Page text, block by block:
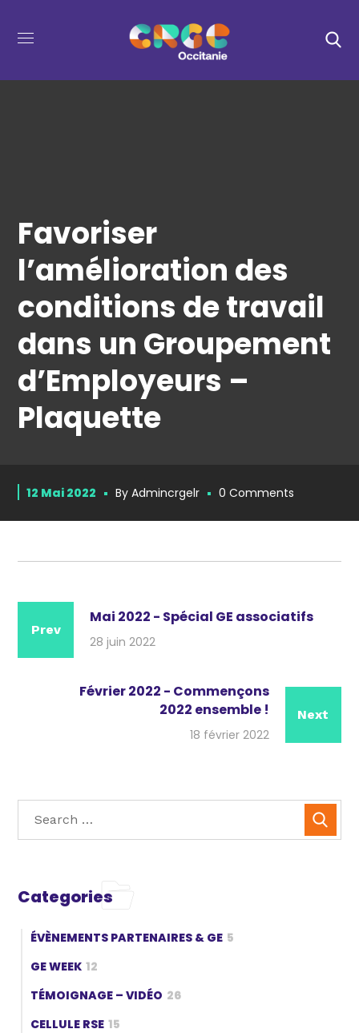
Favoriser
l’amélioration des
conditions de travail
dans un Groupement
d’Employeurs –
Plaquette
12 Mai 2022 ByAdmincrgelr 0 Comments
Prev
Mai 2022 - Spécial GE associatifs
28 juin 2022
Février 2022 - Commençons
2022 ensemble !
18 février 2022
Next
Categories
ÉVÈNEMENTS PARTENAIRES & GE 5
GE WEEK 12
TÉMOIGNAGE – VIDÉO 26
CELLULE RSE 15